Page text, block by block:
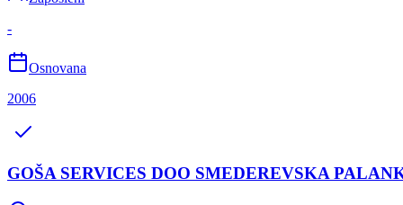
-
Osnovana
2006
GOŠA SERVICES DOO SMEDEREVSKA